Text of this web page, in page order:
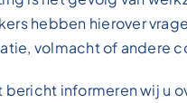
hebben hierover
volmacht of andere
bericht informeren wij u